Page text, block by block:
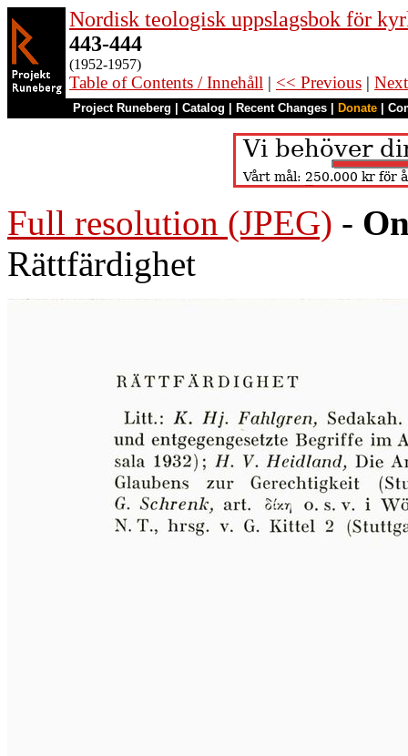
Nordisk teologisk uppslagsbok för
443-444
(1952-1957)
Table of Contents / Innehåll | << Previous |
Project Runeberg Catalog Recent Changes Donate
Full resolution (JPEG) -
Rättfärdighet